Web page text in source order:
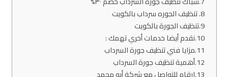
تنظيف الجوره سرداب بالكويت
تنظيف الجورة بالكويت
نقدم أيضا خدمات أخري تهمك :
مزايا فني تنظيف جورة السرداب
أهمية تنظيف جورة السرداب
ارقام للتواصل مع شركة أبو محمد